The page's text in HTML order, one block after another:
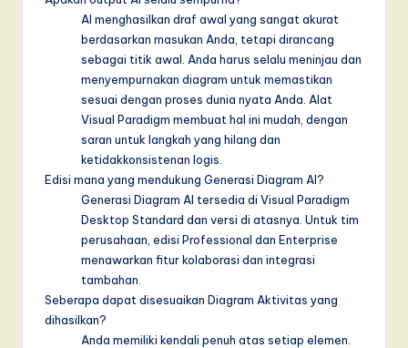
AI menghasilkan draf awal yang sangat akurat
berdasarkan masukan Anda, tetapi dirancang
sebagai titik awal. Anda harus selalu meninjau dan
menyempurnakan diagram untuk memastikan
sesuai dengan proses dunia nyata Anda. Alat
Visual Paradigm membuat hal ini mudah, dengan
saran untuk langkah yang hilang dan
ketidakkonsistenan logis.
Edisi mana yang mendukung Generasi Diagram AI?
Generasi Diagram AI tersedia di Visual Paradigm
Desktop Standard dan versi di atasnya. Untuk tim
perusahaan, edisi Professional dan Enterprise
menawarkan fitur kolaborasi dan integrasi
tambahan.
Seberapa dapat disesuaikan Diagram Aktivitas yang
dihasilkan?
Anda memiliki kendali penuh atas setiap elemen.